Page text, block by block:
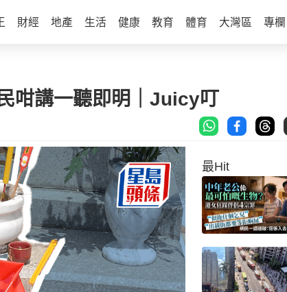
財經 地產 生活 健康 教育 體育 大灣區 專欄
咁講一聽即明｜Juicy叮
最Hit